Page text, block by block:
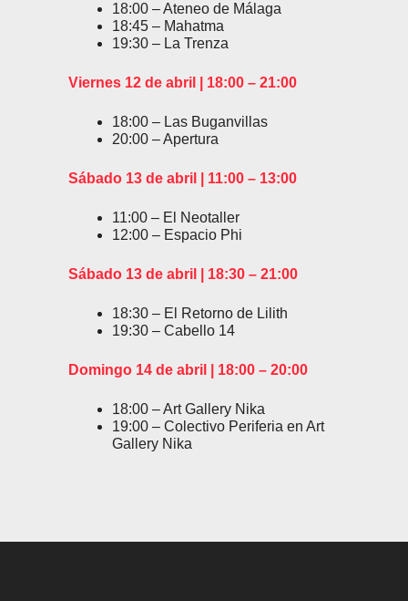
18:00 – Ateneo de Málaga
18:45 – Mahatma
19:30 – La Trenza
Viernes 12 de abril | 18:00 – 21:00
18:00 – Las Buganvillas
20:00 – Apertura
Sábado 13 de abril | 11:00 – 13:00
11:00 – El Neotaller
12:00 – Espacio Phi
Sábado 13 de abril | 18:30 – 21:00
18:30 – El Retorno de Lilith
19:30 – Cabello 14
Domingo 14 de abril | 18:00 – 20:00
18:00 – Art Gallery Nika
19:00 – Colectivo Periferia en Art
Gallery Nika